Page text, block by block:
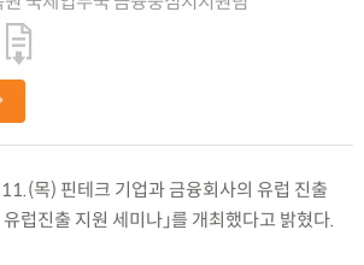
목) 핀테크 기업과 금융회사의 유럽 진출
유럽진출 지원 세미나」를 개최했다고 밝혔다.